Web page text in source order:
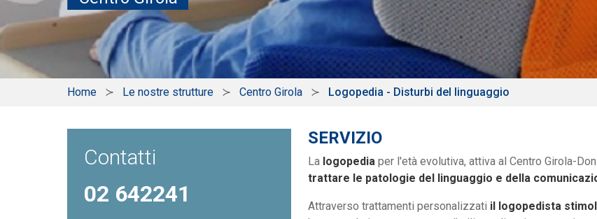
Home Le nostre strutture Centro Girola Logopedia - Disturbi del linguaggio
Contatti
02 642241
SERVIZIO
La logopedia per l'età evolutiva, attiva al Centro Girola-
trattare le patologie del linguaggio e della
Attraverso trattamenti personalizzati il logopedista